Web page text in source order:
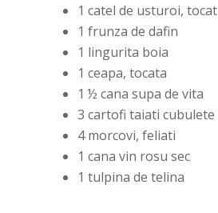
1 catel de usturoi, tocat
1 frunza de dafin
1 lingurita boia
1 ceapa, tocata
1 ½ cana supa de vita
3 cartofi taiati cubulete
4 morcovi, feliati
1 cana vin rosu sec
1 tulpina de telina